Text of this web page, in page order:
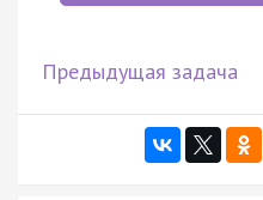
Предыдущая задача